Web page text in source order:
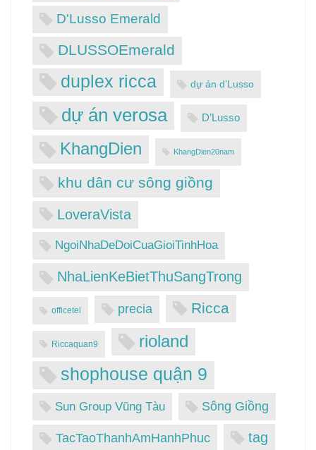
D'Lusso Emerald
DLUSSOEmerald
duplex ricca dự án d’Lusso
dự án verosa D’Lusso
KhangDien KhangDien20nam
khu dân cư sông giồng
LoveraVista
NgoiNhaDeDoiCuaGioiTinhHoa
NhaLienKeBietThuSangTrong
officetel precia Ricca
Riccaquan9
rioland
shophouse quận 9
Sun Group Vũng Tàu Sông Giồng
TacTaoThanhAmHanhPhuc tag